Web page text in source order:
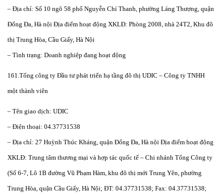
– Địa chỉ: Số 10 ngõ 58 phố Nguyễn Chí Thanh, phường Láng Thượng, quận
Đống Đa, Hà nội Địa điểm hoạt động XKLĐ: Phòng 2008, nhà 24T2, Khu đô
thị Trung Hòa, Cầu Giấy, Hà Nội
– Tình trạng: Doanh nghiệp đang hoạt động
161.Tổng công ty Đầu tư phát triển hạ tầng đô thị UDIC – Công ty TNHH
một thành viên
– Tên giao dịch: UDIC
– Điện thoại: 04.37731538
– Địa chỉ: 27 Huỳnh Thúc Kháng, quận Đống Đa, Hà nội Địa điểm hoạt động
XKLĐ: Trung tâm thương mại và hợp tác quốc tế – Chi nhánh Tổng Công ty
(Số 6-7, Lô 1B đường Vũ Phạm Hàm, khu đô thị mới Trung Yên, phường
Trung Hòa, quận Cầu Giấy, Hà Nội; ĐT: 04.37731538; Fax: 04.37731538;